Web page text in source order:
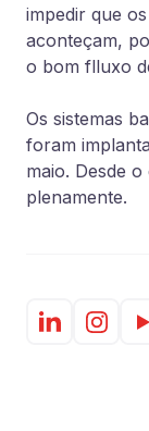
impedir que
aconteçam,
o bom flluxo
Os sistemas
foram
maio. Desde
plenamente.